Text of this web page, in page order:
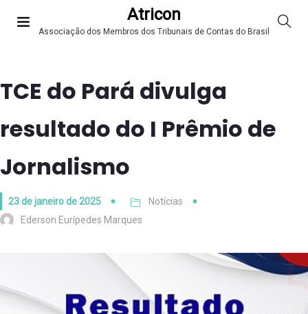
Atricon
Associação dos Membros dos Tribunais de Contas do Brasil
TCE do Pará divulga
resultado do I Prêmio de
Jornalismo
23 de janeiro de 2025
Notícias
Ederson Eurípedes Marques